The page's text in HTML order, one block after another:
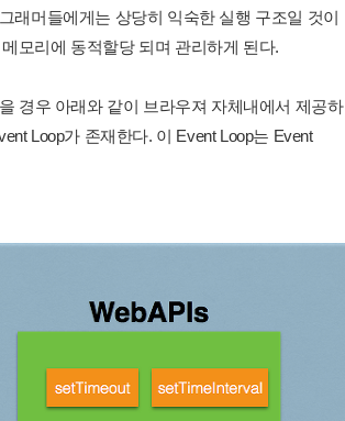
래머들에게는 상당히 익숙한 실행 구조일 것이
모리에 동적할당 되며 관리하게 된다.
경우 아래와 같이 브라우져 자체내에서 제공하
Loop가 존재한다. 이 Event Loop는 Event